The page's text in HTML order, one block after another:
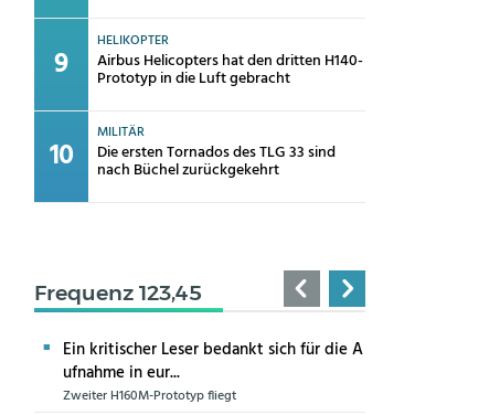
HELIKOPTER
Airbus Helicopters hat den dritten H140-
Prototyp in die Luft gebracht
MILITÄR
Die ersten Tornados des TLG 33 sind
nach Büchel zurückgekehrt
Frequenz 123,45
Ein kritischer Leser bedankt sich für die A
ufnahme in eur...
Zweiter H160M-Prototyp fliegt